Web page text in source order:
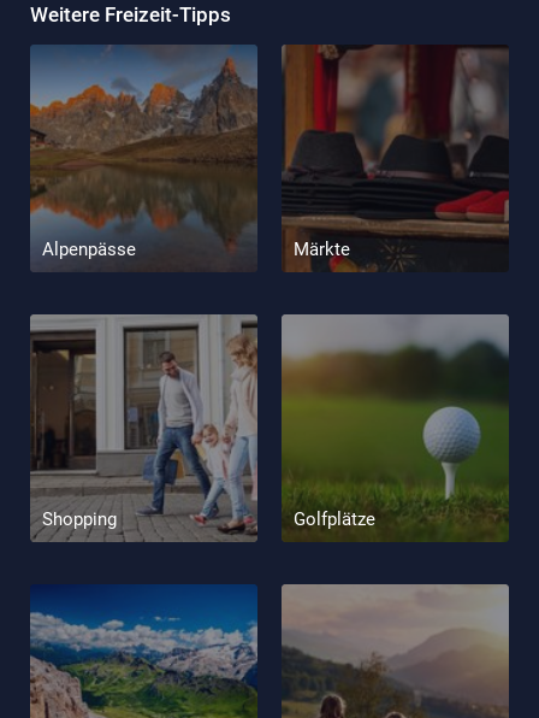
Weitere Freizeit-Tipps
Alpenpässe Märkte
Shopping Golfplätze